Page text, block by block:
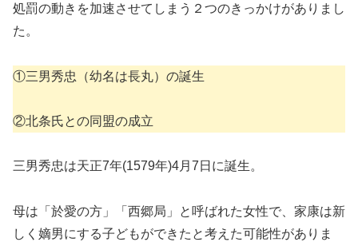
処罰の動きを加速させてしまう２つのきっかけがありまし
た。
①三男秀忠（幼名は長丸）の誕生
②北条氏との同盟の成立
三男秀忠は天正7年(1579年)4月7日に誕生。
母は「於愛の方」「西郷局」と呼ばれた女性で、家康は新
しく嫡男にする子どもができたと考えた可能性がありま